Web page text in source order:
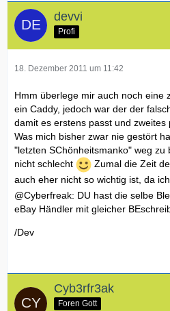
devvi
Profi
18. Dezember 2011 um 11:42
Hmm überlege mir auch noch eine
ein Caddy, jedoch war der der
damit es erstens passt und zweites
Was mich bisher zwar nie gestört
"letzten SChönheitsmanko" weg zu
nicht schlecht
Zumal die Zeit
auch eher nicht so wichtig ist, da
@Cyberfreak: DU hast die selbe
eBay Händler mit gleicher
/Dev
Cyb3rfr3ak
Foren Gott